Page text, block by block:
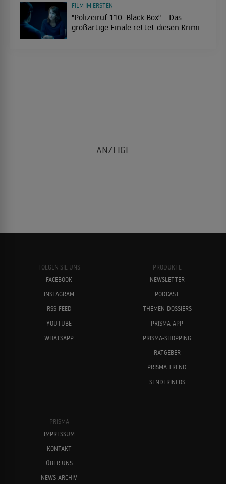
"Polizeiruf 110: Black Box" – Das
großartige Finale rettet diesen Krimi
FILM IM ERSTEN
FOLGEN SIE UNS
FACEBOOK
INSTAGRAM
RSS-FEED
YOUTUBE
WHATSAPP
PRODUKTE
NEWSLETTER
PODCAST
THEMEN-DOSSIERS
PRISMA-APP
PRISMA-SHOPPING
RATGEBER
PRISMA TREND
SENDERINFOS
PRISMA
IMPRESSUM
KONTAKT
ÜBER UNS
NEWS-ARCHIV